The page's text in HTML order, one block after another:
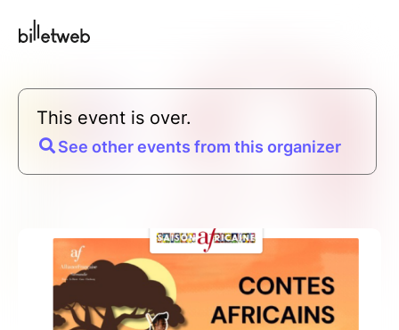
This event is over.
See other events from this organizer